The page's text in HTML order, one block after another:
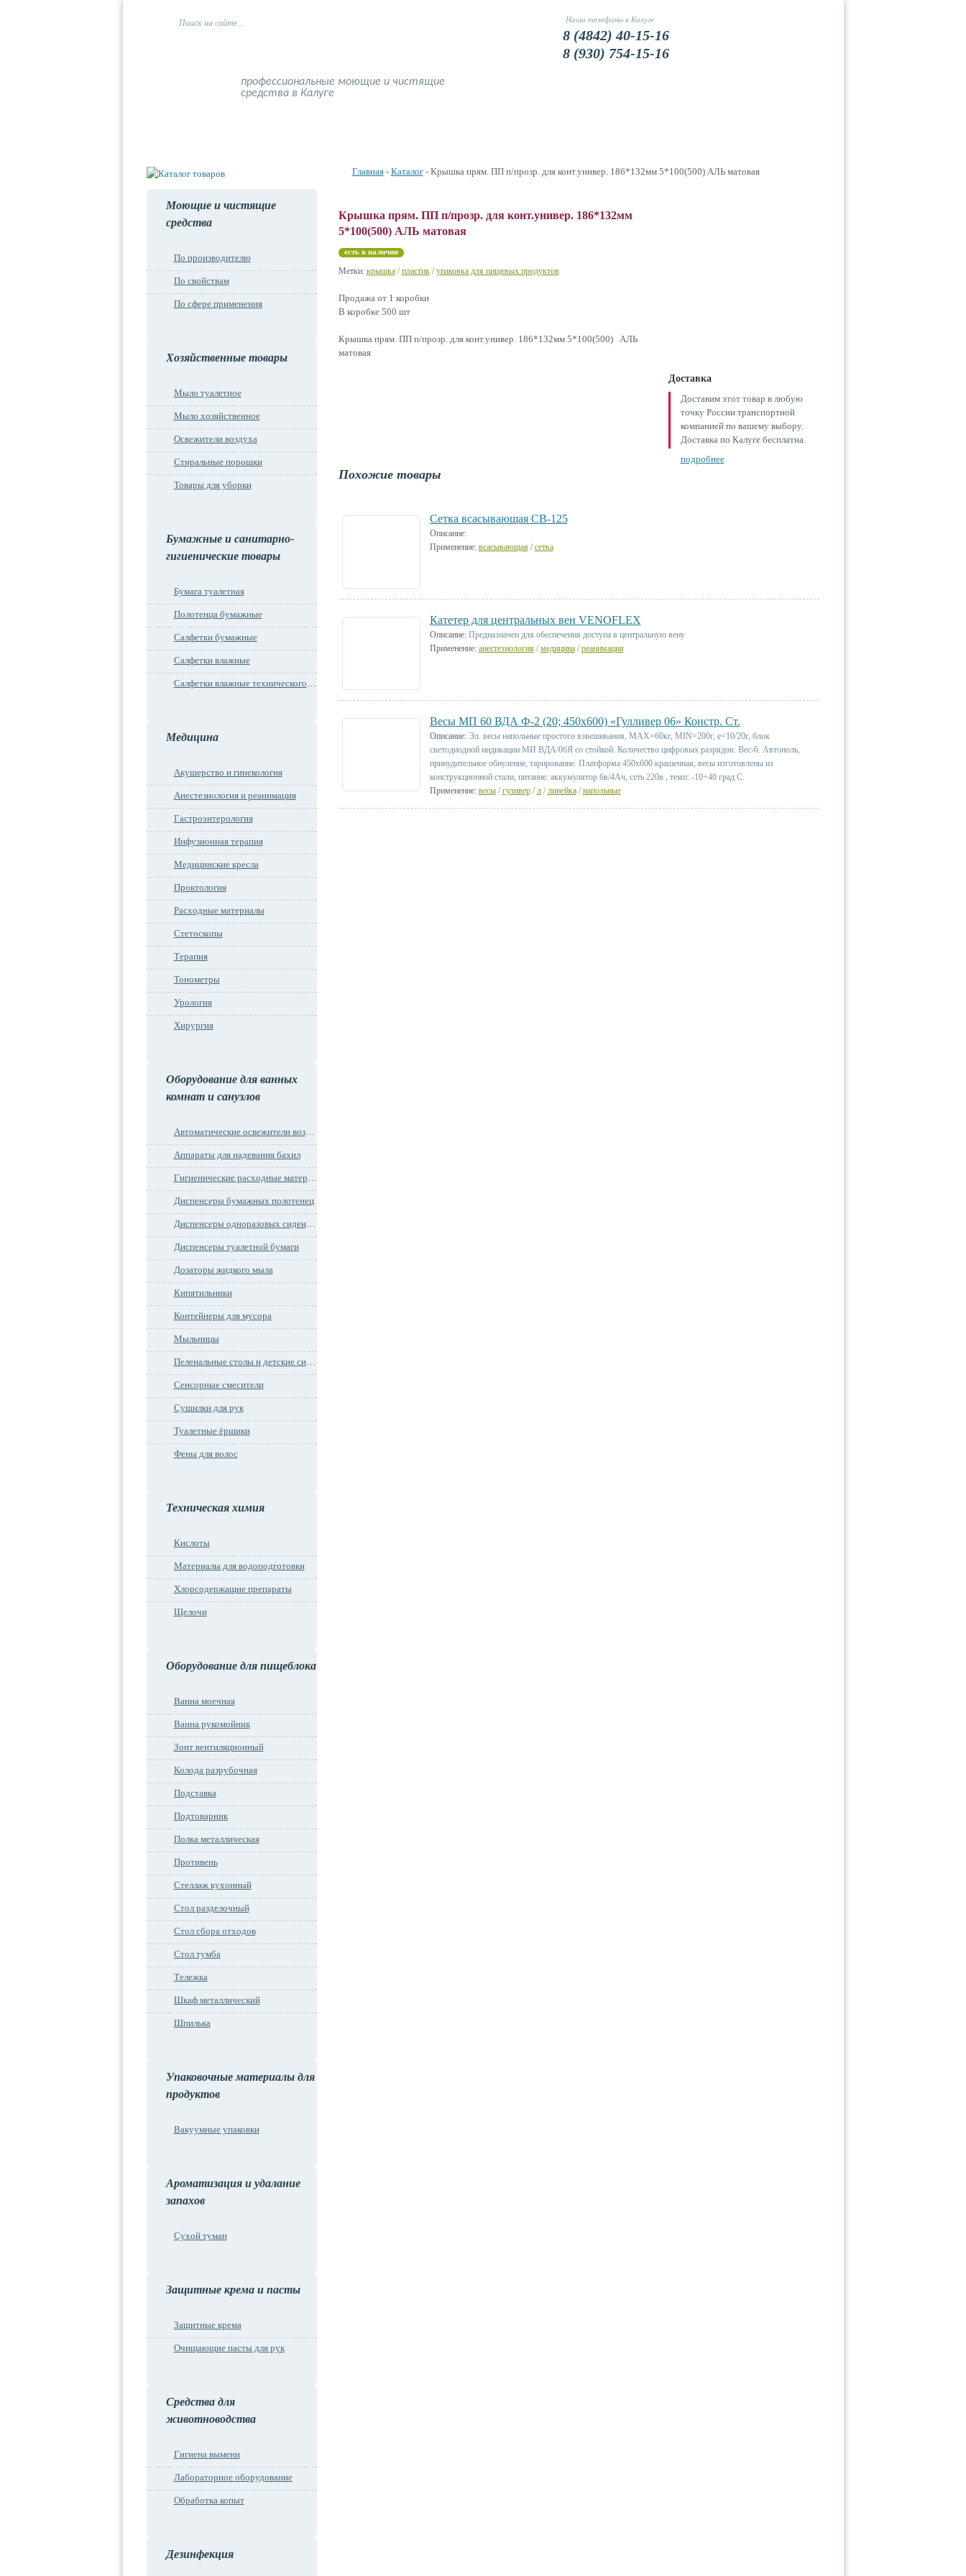
профессиональные моющие и чистящие
средства в Калуге
Наши телефоны в Калуге
8 (4842) 40-15-16
8 (930) 754-15-16
Моющие и чистящие
средства
По производителю
По свойствам
По сфере применения
Хозяйственные товары
Мыло туалетное
Мыло хозяйственное
Освежители воздуха
Стиральные порошки
Товары для уборки
Бумажные и санитарно-
гигиенические товары
Бумага туалетная
Полотенца бумажные
Салфетки бумажные
Салфетки влажные
Салфетки влажные технического назначения
Медицина
Акушерство и гинекология
Анестезиология и реанимация
Гастроэнтерология
Инфузионная терапия
Медицинские кресла
Проктология
Расходные материалы
Стетоскопы
Терапия
Тонометры
Урология
Хирургия
Оборудование для ванных
комнат и санузлов
Автоматические освежители воздуха
Аппараты для надевания бахил
Гигиенические расходные материалы
Диспенсеры бумажных полотенец
Диспенсеры одноразовых сидений на унитаз
Диспенсеры туалетной бумаги
Дозаторы жидкого мыла
Кипятильники
Контейнеры для мусора
Мыльницы
Пеленальные столы и детские сидения
Сенсорные смесители
Сушилки для рук
Туалетные ёршики
Фены для волос
Техническая химия
Кислоты
Материалы для водоподготовки
Хлорсодержащие препараты
Щелочи
Оборудование для пищеблока
Ванна моечная
Ванна рукомойник
Зонт вентиляционный
Колода разрубочная
Подставка
Подтоварник
Полка металлическая
Противень
Стеллаж кухонный
Стол разделочный
Стол сбора отходов
Стол тумба
Тележка
Шкаф металлический
Шпилька
Упаковочные материалы для
продуктов
Вакуумные упаковки
Ароматизация и удалание
запахов
Сухой туман
Защитные крема и пасты
Защитные крема
Очищающие пасты для рук
Средства для
животноводства
Гигиена вымени
Лабораторное оборудование
Обработка копыт
Дезинфекция
Главная- Каталог- Крышка прям. ПП п/прозр. для конт.универ. 186*132мм 5*100(500) АЛЬ матовая
Крышка прям. ПП п/прозр. для конт.универ. 186*132мм
5*100(500) АЛЬ матовая
есть в наличии
Доставка
Доставим этот товар в любую
точку России транспортной
компанией по вашему выбору.
Доставка по Калуге бесплатна.
подробнее
Метки: крышка/пластик/упаковка для пищевых продуктов
Продажа от 1 коробки
В коробке 500 шт
Крышка прям. ПП п/прозр. для конт.универ. 186*132мм 5*100(500) АЛЬ
матовая
Похожие товары
Сетка всасывающая СВ-125
Описание:
Применение: всасывающая/сетка
Катетер для центральных вен VENOFLEX
Описание:Предназначен для обеспечения доступа в центральную вену
Применение: анестезиология/медицина/реанимация
Весы МП 60 ВДА Ф-2 (20; 450х600) «Гулливер 06» Констр. Ст.
Описание:Эл. весы напольные простого взвешивания, МАХ=60кг, MIN=200г, e=10/20г, блок
светодиодной индикации МИ ВДА/06Я со стойкой. Количество цифровых разрядов: Вес-6. Автоноль,
принудительное обнуление, тарирование. Платформа 450х600 крашенная, весы изготовлены из
конструкционной стали, питание: аккумулятор 6в/4Ач, сеть 220в , темп: -10+40 град С.
Применение: весы/гуливер/л/линейка/напольные